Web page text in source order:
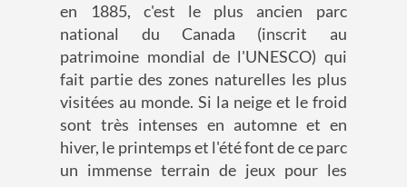
en 1885, c'est le plus ancien parc
national du Canada (inscrit au
patrimoine mondial de l'UNESCO) qui
fait partie des zones naturelles les plus
visitées au monde. Si la neige et le froid
sont très intenses en automne et en
hiver, le printemps et l'été font de ce parc
un immense terrain de jeux pour les